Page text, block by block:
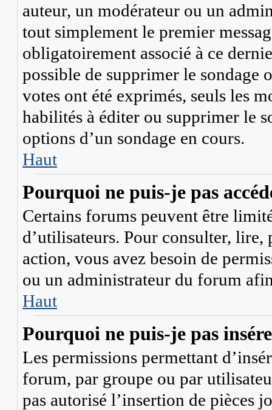
auteur, un modérateur ou un
tout simplement le premier
obligatoirement associé à ce
possible de supprimer le sondage
votes ont été exprimés, seuls les
habilités à éditer ou supprimer le
options d’un sondage en cours.
Haut
Pourquoi ne puis-je pas
Certains forums peuvent être
d’utilisateurs. Pour consulter,
action, vous avez besoin de
ou un administrateur du forum
Haut
Pourquoi ne puis-je pas
Les permissions permettant
forum, par groupe ou par
pas autorisé l’insertion de pièces